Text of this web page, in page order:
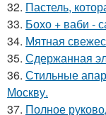
32. Пастель,
33. Бохо + ваби -
34. Мятная
35. Сдержанная
36. Стильные
Москву.
37. Полное